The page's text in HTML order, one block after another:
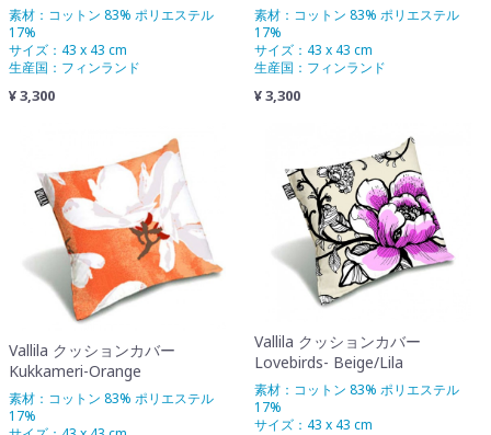
素材：コットン 83% ポリエステル
17%
サイズ：43 x 43 cm
生産国：フィンランド
¥ 3,300
素材：コットン 83% ポリエステル
17%
サイズ：43 x 43 cm
生産国：フィンランド
¥ 3,300
Vallila クッションカバー
Kukkameri-Orange
素材：コットン 83% ポリエステル
17%
Vallila クッションカバー
Lovebirds- Beige/Lila
素材：コットン 83% ポリエステル
17%
サイズ：43 x 43 cm